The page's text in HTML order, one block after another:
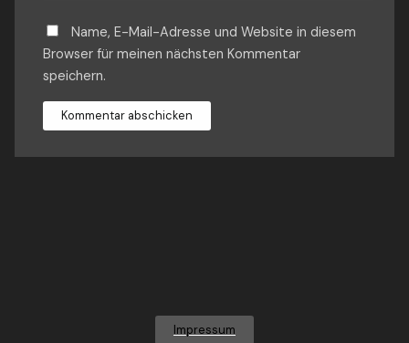
Name, E-Mail-Adresse und Website in diesem
Browser für meinen nächsten Kommentar
speichern.
Impressum